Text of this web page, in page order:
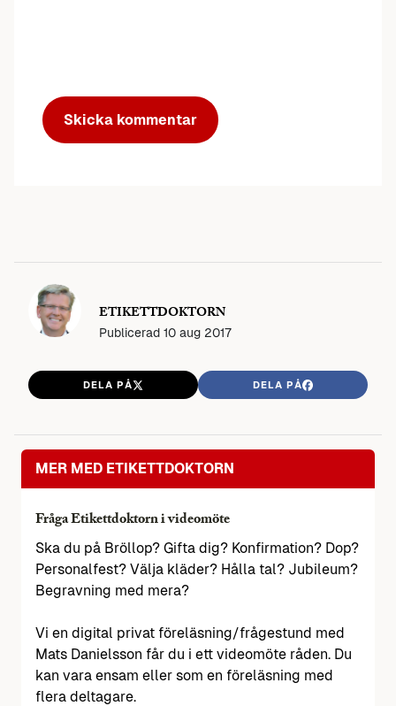
ETIKETTDOKTORN
Publicerad 10 aug 2017
DELA PÅ DELA PÅ
MER MED ETIKETTDOKTORN
Fråga Etikettdoktorn i videomöte
Ska du på Bröllop? Gifta dig? Konfirmation? Dop?
Personalfest? Välja kläder? Hålla tal? Jubileum?
Begravning med mera?
Vi en digital privat föreläsning/frågestund med
Mats Danielsson får du i ett videomöte råden. Du
kan vara ensam eller som en föreläsning med
flera deltagare.